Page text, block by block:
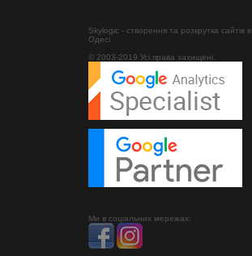
Skylogic - створення та розкрутка сайтів в
Одесі
© 2003-2019 Усі права захищені.
Ми в соціальних мережах: